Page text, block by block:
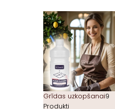
Grīdas uzkopšanai9
Produkti